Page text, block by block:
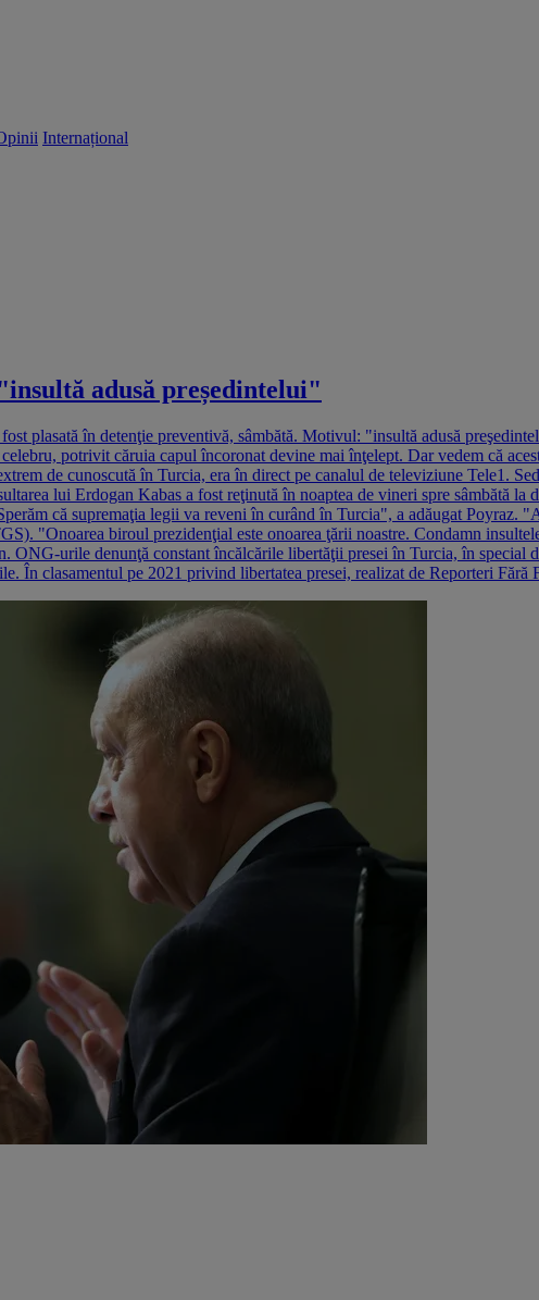
Internațional
adusă președintelui"
plasată în detenţie preventivă, sâmbătă. Motivul: "insultă adusă
potrivit căruia capul încoronat devine mai înţelept. Dar vedem că
de cunoscută în Turcia, era în direct pe canalul de televiziune Tele1.
lui Erdogan Kabas a fost reţinută în noaptea de vineri spre sâmbătă
că supremaţia legii va reveni în curând în Turcia", a adăugat Poyraz.
"Onoarea biroul prezidenţial este onoarea ţării noastre. Condamn
urile denunţă constant încălcările libertăţii presei în Turcia, în special
În clasamentul pe 2021 privind libertatea presei, realizat de Reporteri